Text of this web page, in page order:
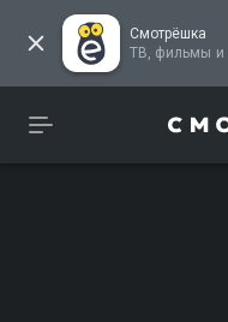
Смотрёшка